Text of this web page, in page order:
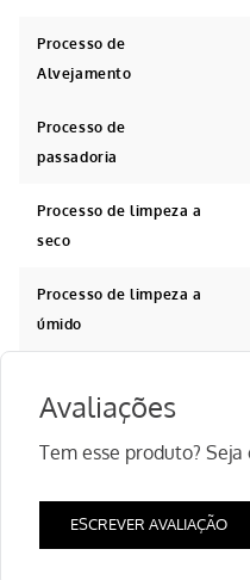
Processo de
Alvejamento
Processo de
passadoria
Processo de limpeza a
seco
Processo de limpeza a
úmido
Avaliações
Tem esse produto?
ESCREVER AVALIAÇÃO